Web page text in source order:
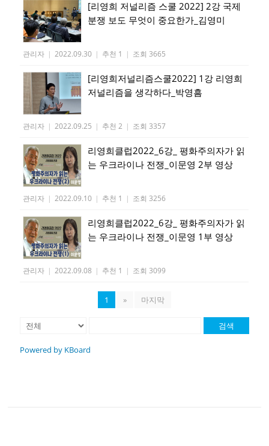
[리영희 저널리즘 스쿨 2022] 2강 국제
분쟁 보도 무엇이 중요한가_김영미
관리자 | 2022.09.30 | 추천 1 | 조회 3665
[리영희저널리즘스쿨2022] 1강 리영희
저널리즘을 생각하다_박영흠
관리자 | 2022.09.25 | 추천 2 | 조회 3357
리영희클럽2022_6강_ 평화주의자가 읽
는 우크라이나 전쟁_이문영 2부 영상
관리자 | 2022.09.10 | 추천 1 | 조회 3256
리영희클럽2022_6강_ 평화주의자가 읽
는 우크라이나 전쟁_이문영 1부 영상
관리자 | 2022.09.08 | 추천 1 | 조회 3099
1 » 마지막
검색
Powered by KBoard